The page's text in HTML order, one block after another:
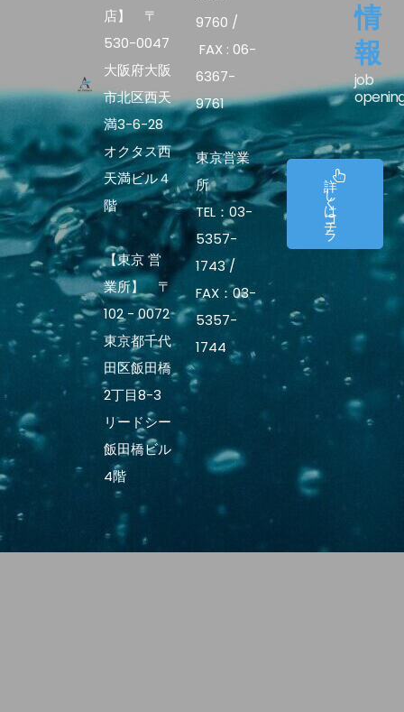
店】 〒
530-0047
大阪府大阪
市北区西天
満3-6-28
オクタス西
天満ビル４
階
【東京 営
業所】 〒
102 - 0072
東京都千代
田区飯田橋
2丁目8-3
リードシー
飯田橋ビル
4階
9760 /
FAX : 06-
6367-
9761
東京営業
所
TEL：03-
5357-
1743 /
FAX：03-
5357-
1744
情
報
job
詳
し
く
は
コ
チ
ラ